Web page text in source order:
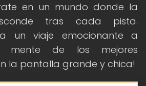
en un mundo donde la
tras cada pista.
un viaje emocionante a
de los mejores
la pantalla grande y chica!